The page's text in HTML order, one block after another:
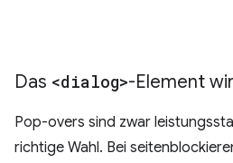
Das <dialog>-Element
Pop-overs sind zwar
richtige Wahl. Bei